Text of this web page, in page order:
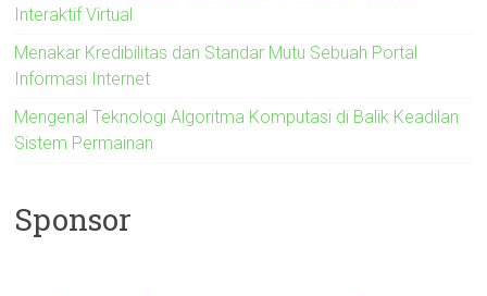
Interaktif Virtual
Menakar Kredibilitas dan Standar Mutu Sebuah Portal
Informasi Internet
Mengenal Teknologi Algoritma Komputasi di Balik Keadilan
Sistem Permainan
Sponsor